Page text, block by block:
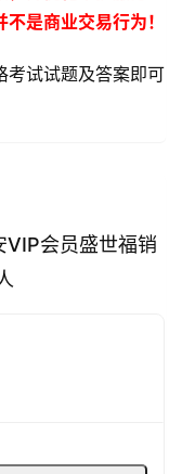
是商业交易行为！
考试试题及答案即可
VIP会员盛世福销